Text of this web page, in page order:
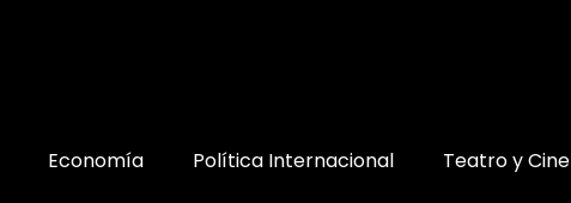
Economía Política Internacional Teatro y Cine